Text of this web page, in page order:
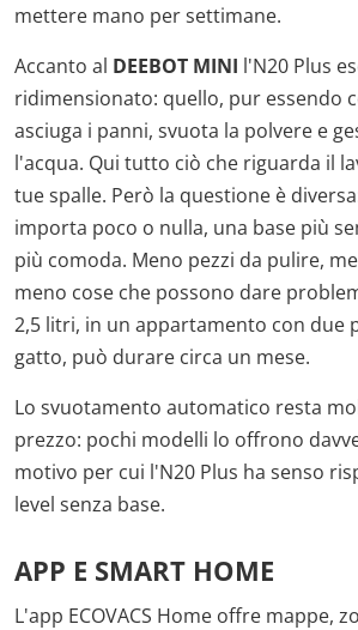
mettere mano per settimane.
Accanto al DEEBOT MINI l'N20 Plus
ridimensionato: quello, pur essendo
asciuga i panni, svuota la polvere e
l'acqua. Qui tutto ciò che riguarda il
tue spalle. Però la questione è
importa poco o nulla, una base più
più comoda. Meno pezzi da pulire,
meno cose che possono dare
2,5 litri, in un appartamento con due
gatto, può durare circa un mese.
Lo svuotamento automatico resta
prezzo: pochi modelli lo offrono
motivo per cui l'N20 Plus ha senso
level senza base.
APP E SMART HOME
L'app ECOVACS Home offre mappe,